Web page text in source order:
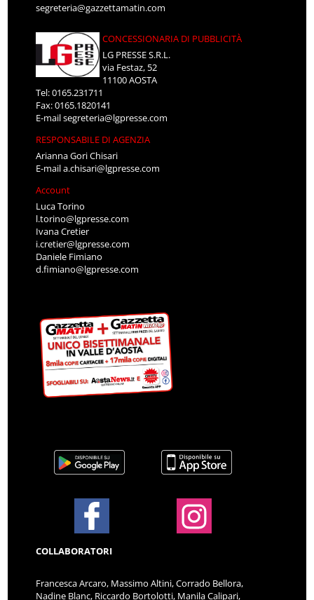
segreteria@gazzettamatin.com
CONCESSIONARIA DI PUBBLICITÀ
LG PRESSE S.R.L.
via Festaz, 52
11100 AOSTA
Tel: 0165.231711
Fax: 0165.1820141
E-mailsegreteria@lgpresse.com
RESPONSABILE DI AGENZIA
Arianna Gori Chisari
E-maila.chisari@lgpresse.com
Account
Luca Torino
l.torino@lgpresse.com
Ivana Cretier
i.cretier@lgpresse.com
Daniele Fimiano
d.fimiano@lgpresse.com
COLLABORATORI
Francesca Arcaro, Massimo Altini, Corrado Bellora,
Nadine Blanc, Riccardo Bortolotti, Manila Calipari,